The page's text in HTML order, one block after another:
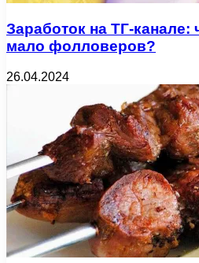
Заработок на ТГ-канале:
мало фолловеров?
26.04.2024